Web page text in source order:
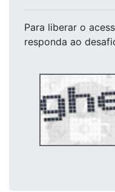
Para liberar o
responda ao